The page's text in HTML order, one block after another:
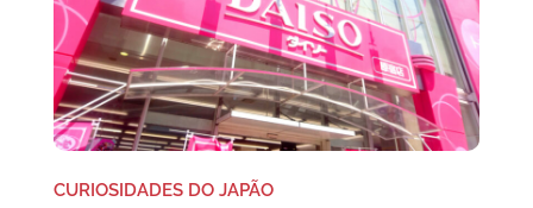
CURIOSIDADES DO JAPÃO